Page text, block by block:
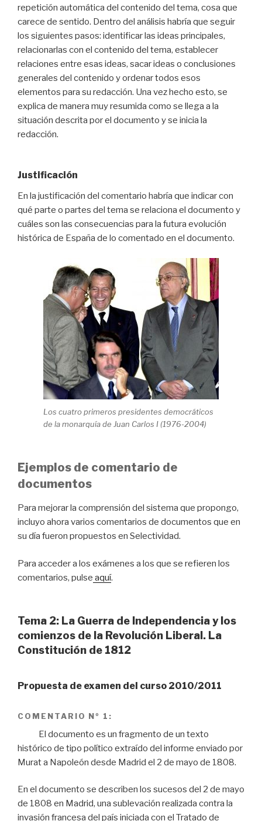
repetición automática del contenido del tema, cosa que
carece de sentido. Dentro del análisis habría que seguir
los siguientes pasos: identificar las ideas principales,
relacionarlas con el contenido del tema, establecer
relaciones entre esas ideas, sacar ideas o conclusiones
generales del contenido y ordenar todos esos
elementos para su redacción. Una vez hecho esto, se
explica de manera muy resumida como se llega a la
situación descrita por el documento y se inicia la
redacción.
Justificación
En la justificación del comentario habría que indicar con
qué parte o partes del tema se relaciona el documento y
cuáles son las consecuencias para la futura evolución
histórica de España de lo comentado en el documento.
Los cuatro primeros presidentes democráticos
de la monarquía de Juan Carlos I (1976-2004)
Ejemplos de comentario de
documentos
Para mejorar la comprensión del sistema que propongo,
incluyo ahora varios comentarios de documentos que en
su día fueron propuestos en Selectividad.
Para acceder a los exámenes a los que se refieren los
comentarios, pulse aquí.
Tema 2: La Guerra de Independencia y los
comienzos de la Revolución Liberal. La
Constitución de 1812
Propuesta de examen del curso 2010/2011
COMENTARIO Nº 1:
El documento es un fragmento de un texto
histórico de tipo político extraído del informe enviado por
Murat a Napoleón desde Madrid el 2 de mayo de 1808.
En el documento se describen los sucesos del 2 de mayo
de 1808 en Madrid, una sublevación realizada contra la
invasión francesa del país iniciada con el Tratado de